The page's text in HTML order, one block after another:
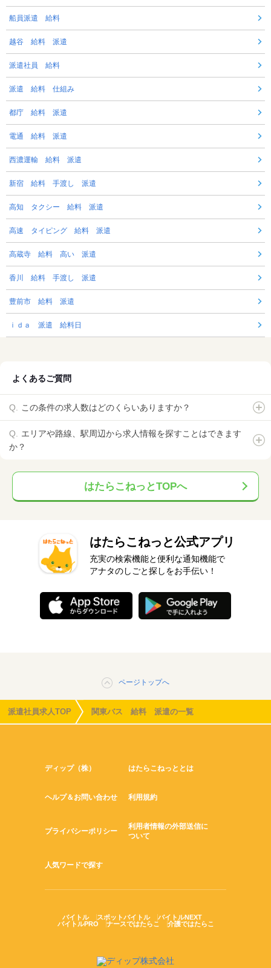
船員派遣 給料
越谷 給料 派遣
派遣社員 給料
派遣 給料 仕組み
都庁 給料 派遣
電通 給料 派遣
西濃運輸 給料 派遣
新宿 給料 手渡し 派遣
高知 タクシー 給料 派遣
高速 タイピング 給料 派遣
高蔵寺 給料 高い 派遣
香川 給料 手渡し 派遣
豊前市 給料 派遣
ｉｄａ 派遣 給料日
よくあるご質問
この条件の求人数はどのくらいありますか？
エリアや路線、駅周辺から求人情報を探すことはできます
か？
はたらこねっとTOPへ
はたらこねっと公式アプリ
充実の検索機能と便利な通知機能で
アナタのしごと探しをお手伝い！
ページトップへ
派遣社員求人TOP 関東バス 給料 派遣の一覧
ディップ（株） はたらこねっととは
ヘルプ＆お問い合わせ 利用規約
プライバシーポリシー
利用者情報の外部送信に
ついて
人気ワードで探す
バイトル スポットバイトル
バイトルNEXT
バイトルPRO
ナースではたらこ 介護ではたらこ